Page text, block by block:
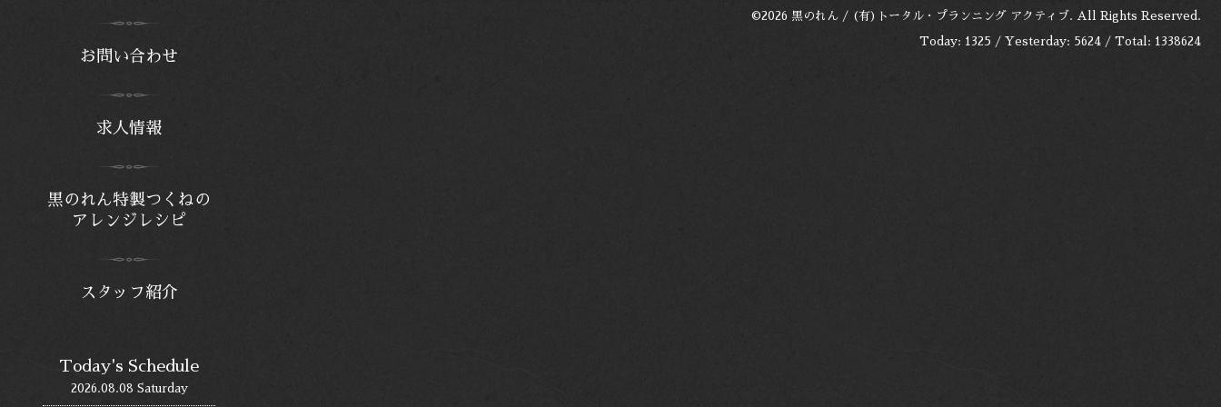
©2026 黒のれん / (有)トータル・プランニング アクティブ. All Rights Reserved.
Today: 1325 / Yesterday: 5624 / Total: 1338624
お問い合わせ
求人情報
黒のれん特製つくねの
アレンジレシピ
スタッフ紹介
Today's Schedule
2026.08.08 Saturday